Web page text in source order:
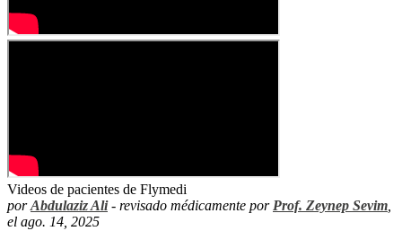
Videos de pacientes de Flymedi
porAbdulaziz Ali- revisado médicamente por Prof. Zeynep Sevim
el ago. 14, 2025